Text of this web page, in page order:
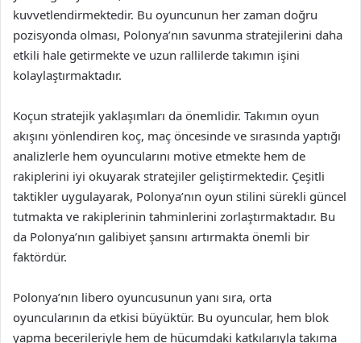
kuvvetlendirmektedir. Bu oyuncunun her zaman doğru
pozisyonda olması, Polonya’nın savunma stratejilerini daha
etkili hale getirmekte ve uzun rallilerde takımın işini
kolaylaştırmaktadır.
Koçun stratejik yaklaşımları da önemlidir. Takımın oyun
akışını yönlendiren koç, maç öncesinde ve sırasında yaptığı
analizlerle hem oyuncularını motive etmekte hem de
rakiplerini iyi okuyarak stratejiler geliştirmektedir. Çeşitli
taktikler uygulayarak, Polonya’nın oyun stilini sürekli güncel
tutmakta ve rakiplerinin tahminlerini zorlaştırmaktadır. Bu
da Polonya’nın galibiyet şansını artırmakta önemli bir
faktördür.
Polonya’nın libero oyuncusunun yanı sıra, orta
oyuncularının da etkisi büyüktür. Bu oyuncular, hem blok
yapma becerileriyle hem de hücumdaki katkılarıyla takıma